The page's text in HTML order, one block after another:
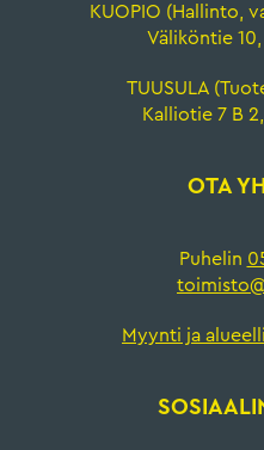
KUOPIO (Hallinto,
Väliköntie
TUUSULA
Kalliotie 7 B
OTA
Puhelin
Myynti ja